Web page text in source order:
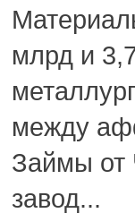
млрд и
между
Займы
завод...